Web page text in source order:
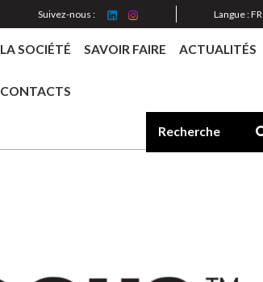
Suivez-nous : Langue :FR
LA SOCIÉTÉ SAVOIR FAIRE ACTUALITÉS
CONTACTS